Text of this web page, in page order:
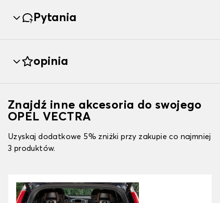
Pytania
opinia
Znajdź inne akcesoria do swojego
OPEL VECTRA
Uzyskaj dodatkowe 5% zniżki przy zakupie co najmniej
3 produktów.